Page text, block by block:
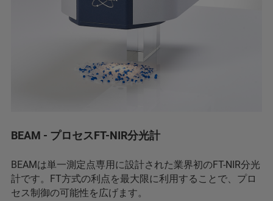
BEAM - プロセスFT-NIR分光計
BEAMは単一測定点専用に設計された業界初のFT-NIR分光
計です。FT方式の利点を最大限に利用することで、プロ
セス制御の可能性を広げます。